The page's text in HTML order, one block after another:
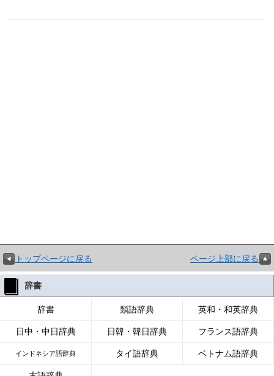
トップページに戻る ページ上部に戻る
辞書
辞書 類語辞典 英和・和英辞典
日中・中日辞典 日韓・韓日辞典 フランス語辞典
インドネシア語辞典 タイ語辞典 ベトナム語辞典